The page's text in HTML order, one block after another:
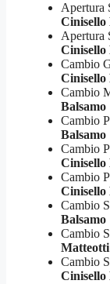
Apertura
Cinisello
Apertura
Cinisello
Cambio
Cinisello
Cambio
Balsamo
Cambio
Balsamo
Cambio
Cinisello
Cambio
Cinisello
Cambio
Balsamo
Cambio
Cambio
Cinisello